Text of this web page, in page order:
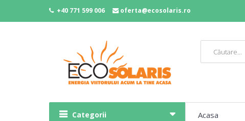
+40 771 599 006 oferta@ecosolaris.ro
Categorii Acasa